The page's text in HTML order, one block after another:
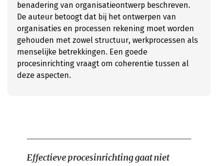
benadering van organisatieontwerp beschreven.
De auteur betoogt dat bij het ontwerpen van
organisaties en processen rekening moet worden
gehouden met zowel structuur, werkprocessen als
menselijke betrekkingen. Een goede
procesinrichting vraagt om coherentie tussen al
deze aspecten.
Effectieve procesinrichting gaat niet